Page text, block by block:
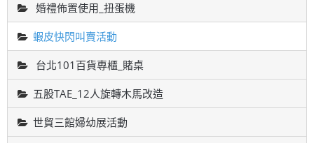
婚禮佈置使用_扭蛋機
蝦皮快閃叫賣活動
台北101百貨專櫃_賭桌
五股TAE_12人旋轉木馬改造
世貿三館婦幼展活動